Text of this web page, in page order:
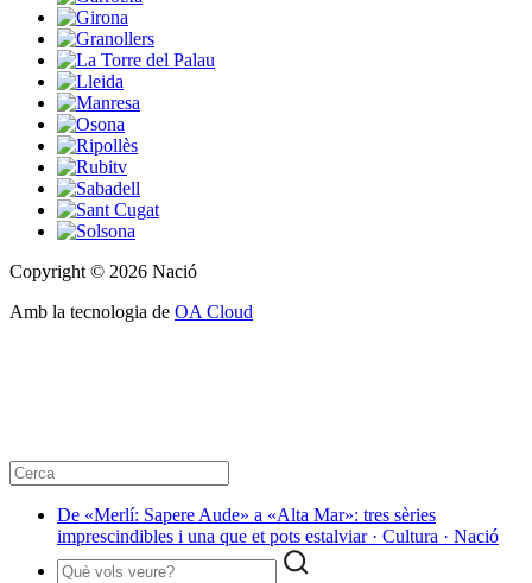
Copyright © 2026 Nació
Amb la tecnologia de OA Cloud
De «Merlí: Sapere Aude» a «Alta Mar»: tres sèries
imprescindibles i una que et pots estalviar · Cultura · Nació